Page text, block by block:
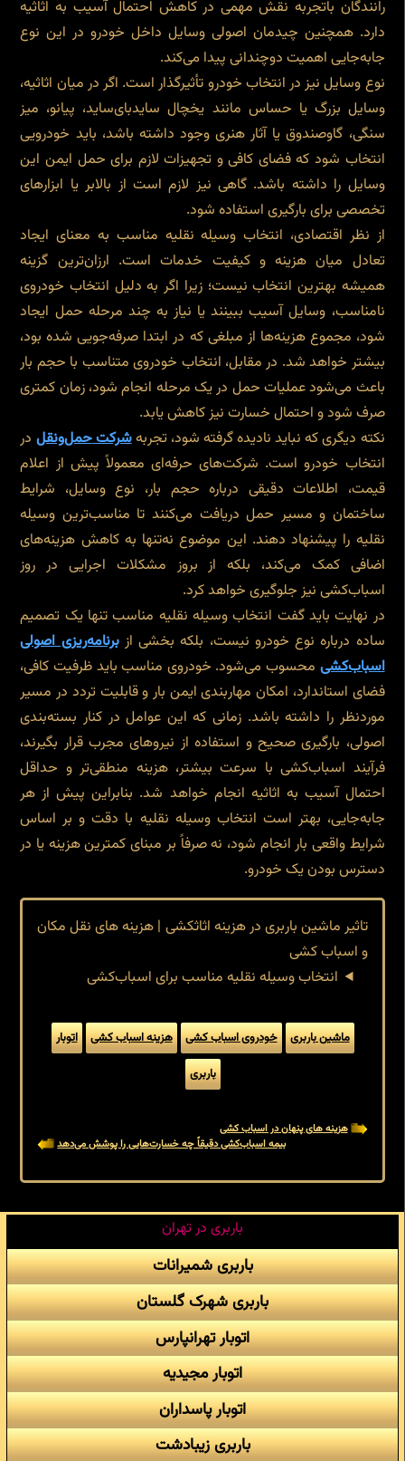
رانندگان باتجربه نقش مهمی در کاهش احتمال آسیب به اثاثیه
دارد. همچنین چیدمان اصولی وسایل داخل خودرو در این نوع
جابه‌جایی اهمیت دوچندانی پیدا می‌کند.
نوع وسایل نیز در انتخاب خودرو تأثیرگذار است. اگر در میان اثاثیه،
وسایل بزرگ یا حساس مانند یخچال سایدبای‌ساید، پیانو، میز
سنگی، گاوصندوق یا آثار هنری وجود داشته باشد، باید خودرویی
انتخاب شود که فضای کافی و تجهیزات لازم برای حمل ایمن این
وسایل را داشته باشد. گاهی نیز لازم است از بالابر یا ابزارهای
تخصصی برای بارگیری استفاده شود.
از نظر اقتصادی، انتخاب وسیله نقلیه مناسب به معنای ایجاد
تعادل میان هزینه و کیفیت خدمات است. ارزان‌ترین گزینه
همیشه بهترین انتخاب نیست؛ زیرا اگر به دلیل انتخاب خودروی
نامناسب، وسایل آسیب ببینند یا نیاز به چند مرحله حمل ایجاد
شود، مجموع هزینه‌ها از مبلغی که در ابتدا صرفه‌جویی شده بود،
بیشتر خواهد شد. در مقابل، انتخاب خودروی متناسب با حجم بار
باعث می‌شود عملیات حمل در یک مرحله انجام شود، زمان کمتری
صرف شود و احتمال خسارت نیز کاهش یابد.
نکته دیگری که نباید نادیده گرفته شود، تجربهشرکتحمل‌ونقل در
انتخاب خودرو است. شرکت‌های حرفه‌ای معمولاً پیش از اعلام
قیمت، اطلاعات دقیقی درباره حجم بار، نوع وسایل، شرایط
ساختمان و مسیر حمل دریافت می‌کنند تا مناسب‌ترین وسیله
نقلیه را پیشنهاد دهند. این موضوع نه‌تنها به کاهش هزینه‌های
اضافی کمک می‌کند، بلکه از بروز مشکلات اجرایی در روز
اسباب‌کشی نیز جلوگیری خواهد کرد.
در نهایت باید گفت انتخاب وسیله نقلیه مناسب تنها یک تصمیم
ساده درباره نوع خودرو نیست، بلکه بخشی ازبرنامه‌ریزی اصولی
اسباب‌کشی محسوب می‌شود. خودروی مناسب باید ظرفیت کافی،
فضای استاندارد، امکان مهاربندی ایمن بار و قابلیت تردد در مسیر
موردنظر را داشته باشد. زمانی که این عوامل در کنار بسته‌بندی
اصولی، بارگیری صحیح و استفاده از نیروهای مجرب قرار بگیرند،
فرآیند اسباب‌کشی با سرعت بیشتر، هزینه منطقی‌تر و حداقل
احتمال آسیب به اثاثیه انجام خواهد شد. بنابراین پیش از هر
جابه‌جایی، بهتر است انتخاب وسیله نقلیه با دقت و بر اساس
شرایط واقعی بار انجام شود، نه صرفاً بر مبنای کمترین هزینه یا در
دسترس بودن یک خودرو.
تاثیر ماشین باربری در هزینه اثاثکشی | هزینه های نقل مکان
و اسباب کشی
انتخاب وسیله نقلیه مناسب برای اسباب‌کشی
ماشین باربری خودروی اسباب کشی هزینه اسباب کشی
اتوبار
باربری
هزینه های پنهان در اسباب کشی
بیمه اسباب‌کشی دقیقاً چه خسارت‌هایی را پوشش می‌دهد
باربری در تهران
باربری شمیرانات
باربری شهرک گلستان
اتوبار تهرانپارس
اتوبار مجیدیه
اتوبار پاسداران
باربری زیبادشت